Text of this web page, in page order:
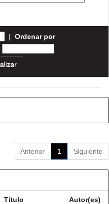
| Ordenar por
Anterior 1 Siguiente
Título Autor(es)